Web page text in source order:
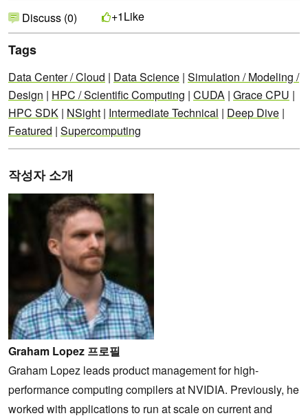
Discuss (0) +1Like
Tags
Data Center / Cloud | Data Science | Simulation / Modeling /
Design | HPC / Scientific Computing | CUDA | Grace CPU |
HPC SDK | NSight | Intermediate Technical | Deep Dive |
Featured | Supercomputing
작성자 소개
Graham Lopez 프로필
Graham Lopez leads product management for high-
performance computing compilers at NVIDIA. Previously, he
worked with applications to run at scale on current and